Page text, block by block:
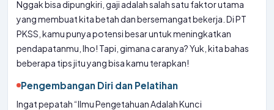
Nggak bisa dipungkiri, gaji adalah salah satu faktor utama
yang membuat kita betah dan bersemangat bekerja. Di PT
PKSS, kamu punya potensi besar untuk meningkatkan
pendapatanmu, lho! Tapi, gimana caranya? Yuk, kita bahas
beberapa tips jitu yang bisa kamu terapkan!
Pengembangan Diri dan Pelatihan
Ingat pepatah “Ilmu Pengetahuan Adalah Kunci